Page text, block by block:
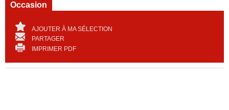
Occasion
AJOUTER À MA SÉLECTION
PARTAGER
IMPRIMER PDF